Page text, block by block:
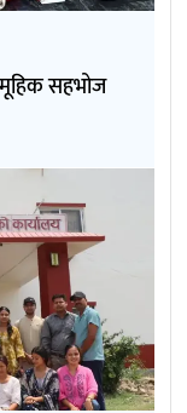
सहभोज